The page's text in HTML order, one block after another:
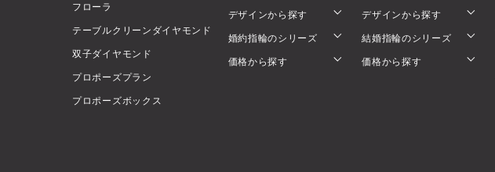
フローラ
テーブルクリーンダイヤモンド
双子ダイヤモンド
プロポーズプラン
プロポーズボックス
デザインから探す
婚約指輪のシリーズ
価格から探す
デザインから探す
結婚指輪のシリーズ
価格から探す